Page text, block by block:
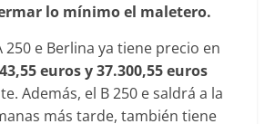
lo mínimo el maletero.
250 e Berlina ya tiene precio en
euros y 37.300,55 euros
Además, el B 250 e saldrá a la
más tarde, también tiene